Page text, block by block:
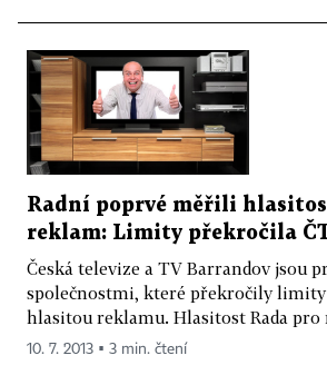
Radní poprvé měřili
reklam: Limity překročila
Česká televize a TV Barrandov jsou
společnostmi, které překročily
hlasitou reklamu. Hlasitost Rada pro
10. 7. 2013 ▪ 3 min. čtení